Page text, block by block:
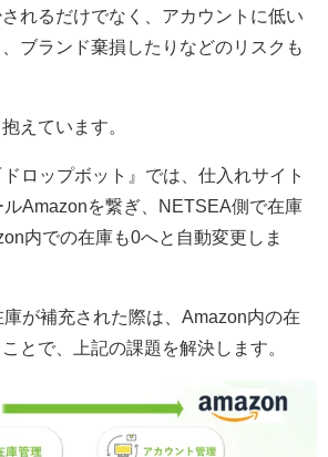
れるだけでなく、アカウントに低い
ブランド棄損したりなどのリスクも
えています。
ロップボット』では、仕入れサイト
Amazonを繋ぎ、NETSEA側で在庫
内での在庫も0へと自動変更しま
が補充された際は、Amazon内の在
とで、上記の課題を解決します。